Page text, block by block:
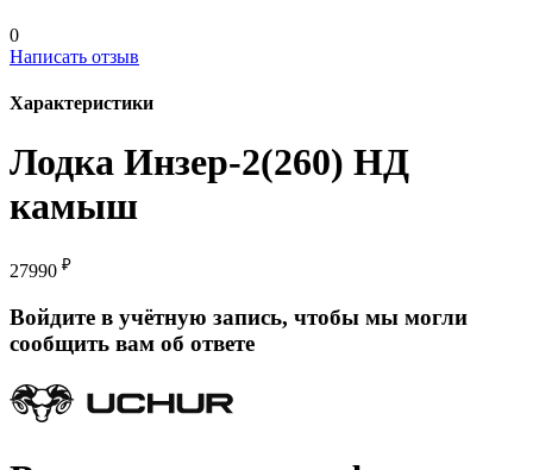
0
Написать отзыв
Характеристики
Лодка Инзер-2(260) НД
камыш
27990 ₽
Войдите в учётную запись, чтобы мы могли
сообщить вам об ответе